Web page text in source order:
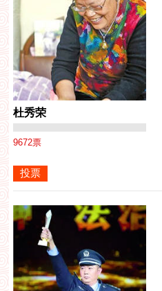
杜秀荣
9672票